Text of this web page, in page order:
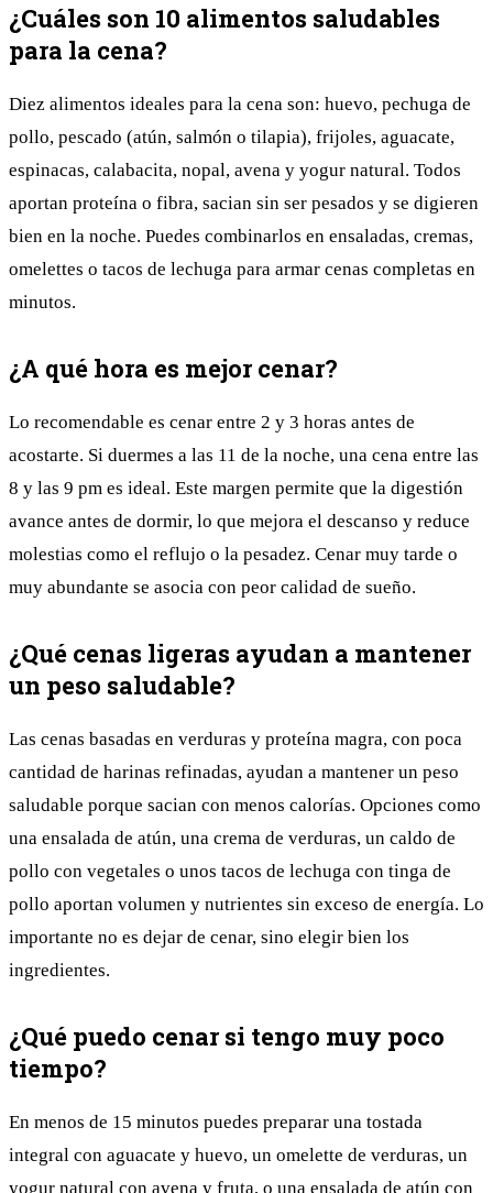
¿Cuáles son 10 alimentos saludables
para la cena?
Diez alimentos ideales para la cena son: huevo, pechuga de
pollo, pescado (atún, salmón o tilapia), frijoles, aguacate,
espinacas, calabacita, nopal, avena y yogur natural. Todos
aportan proteína o fibra, sacian sin ser pesados y se digieren
bien en la noche. Puedes combinarlos en ensaladas, cremas,
omelettes o tacos de lechuga para armar cenas completas en
minutos.
¿A qué hora es mejor cenar?
Lo recomendable es cenar entre 2 y 3 horas antes de
acostarte. Si duermes a las 11 de la noche, una cena entre las
8 y las 9 pm es ideal. Este margen permite que la digestión
avance antes de dormir, lo que mejora el descanso y reduce
molestias como el reflujo o la pesadez. Cenar muy tarde o
muy abundante se asocia con peor calidad de sueño.
¿Qué cenas ligeras ayudan a mantener
un peso saludable?
Las cenas basadas en verduras y proteína magra, con poca
cantidad de harinas refinadas, ayudan a mantener un peso
saludable porque sacian con menos calorías. Opciones como
una ensalada de atún, una crema de verduras, un caldo de
pollo con vegetales o unos tacos de lechuga con tinga de
pollo aportan volumen y nutrientes sin exceso de energía. Lo
importante no es dejar de cenar, sino elegir bien los
ingredientes.
¿Qué puedo cenar si tengo muy poco
tiempo?
En menos de 15 minutos puedes preparar una tostada
integral con aguacate y huevo, un omelette de verduras, un
yogur natural con avena y fruta, o una ensalada de atún con